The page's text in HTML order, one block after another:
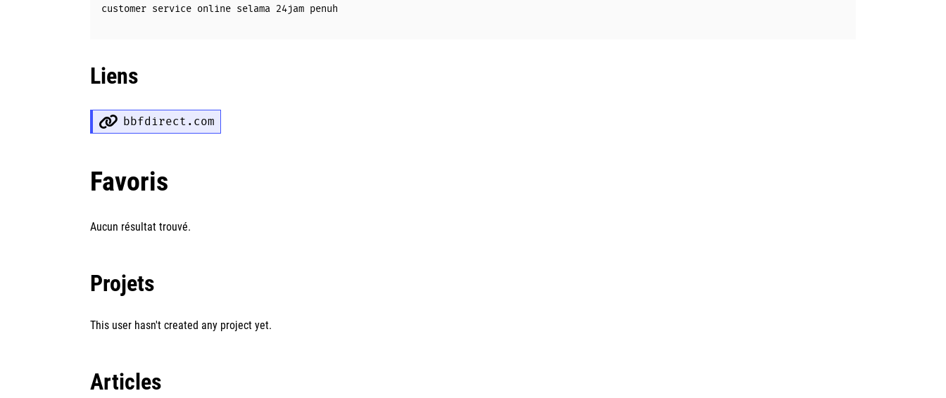
customer service online selama 24jam penuh
Liens
bbfdirect.com
Favoris
Aucun résultat trouvé.
Projets
This user hasn't created any project yet.
Articles